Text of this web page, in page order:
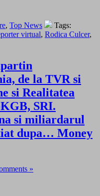
, Top News
Tags:
virtual, Rodica Culcer,
de la TVR si
si Realitatea
SRI.
si miliardarul
dupa… Money
»